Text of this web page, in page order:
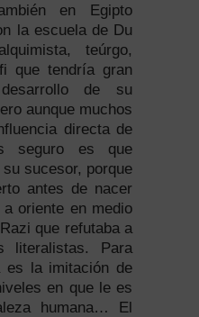
en Egipto
la escuela de Du
teúrgo,
que tendría gran
de su
aunque muchos
directa de
seguro es que
sucesor, porque
antes de nacer
oriente en medio
que refutaba a
literalistas. Para
es la imitación de
en que le es
humana… El